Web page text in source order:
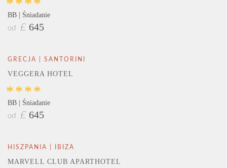
BB | Śniadanie
od £ 645
GRECJA | SANTORINI
VEGGERA HOTEL
****
BB | Śniadanie
od £ 645
HISZPANIA | IBIZA
MARVELL CLUB APARTHOTEL